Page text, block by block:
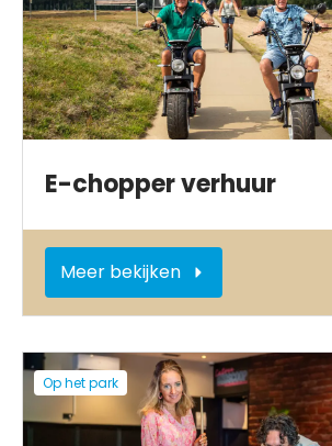
E-chopper verhuur
Meer bekijken
Op het park